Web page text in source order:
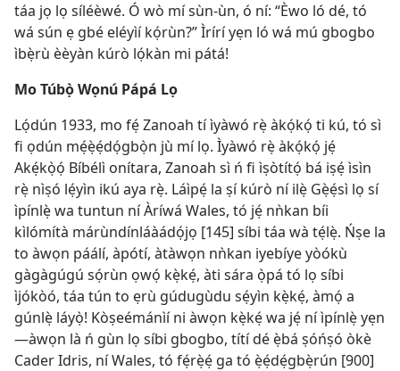
táa jọ lọ síléèwé. Ó wò mí sùn-ùn, ó ní: “Èwo ló dé, tó
wá sún ẹ gbé eléyìí kọ́rùn?” Ìrírí yẹn ló wá mú gbogbo
ìbẹ̀rù èèyàn kúrò lọ́kàn mi pátá!
Mo Túbọ̀ Wọnú Pápá Lọ
Lọ́dún 1933, mo fẹ́ Zanoah tí ìyàwó rẹ̀ àkọ́kọ́ ti kú, tó sì
fi ọdún mẹ́ẹ̀ẹ́dọ́gbọ̀n jù mí lọ. Ìyàwó rẹ̀ àkọ́kọ́ jẹ́
Akẹ́kọ̀ọ́ Bíbélì onítara, Zanoah sì ń fi ìṣòtítọ́ bá iṣẹ́ ìsìn
rẹ̀ nìṣó lẹ́yìn ikú aya rẹ̀. Láìpẹ́ la ṣí kúrò ní ilẹ̀ Gẹ̀ẹ́sì lọ sí
ìpínlẹ̀ wa tuntun ní Àríwá Wales, tó jẹ́ nǹkan bíi
kìlómítà márùndínláàádọ́jọ [145] síbi táa wà tẹ́lẹ̀. Ńṣe la
to àwọn páálí, àpótí, àtàwọn nǹkan iyebíye yòókù
gàgàgúgú sọ́rùn ọwọ́ kẹ̀kẹ́, àti sára ọ̀pá tó lọ síbi
ìjókòó, táa tún to ẹrù gúdugùdu sẹ́yìn kẹ̀kẹ́, àmọ́ a
gúnlẹ̀ láyọ̀! Kòṣeémánìí ni àwọn kẹ̀kẹ́ wa jẹ́ ní ìpínlẹ̀ yẹn
—àwọn là ń gùn lọ síbi gbogbo, títí dé ẹ̀bá ṣóńṣó òkè
Cader Idris, ní Wales, tó fẹ́rẹ̀ẹ́ ga tó ẹ̀ẹ́dẹ́gbẹ̀rún [900]